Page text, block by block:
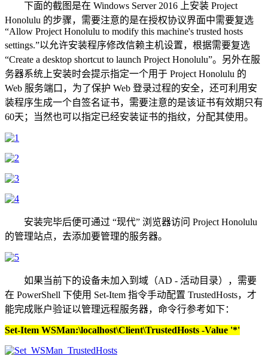
下面的截图是在 Windows Server 2016 上安装 Project
Honolulu 的步骤，需要注意的是在授权协议界面中需要复选
“Allow Project Honolulu to modify this machine's trusted hosts
settings.”以允许安装程序修改信赖主机设置，根据需要复选
“Create a desktop shortcut to launch Project Honolulu”。另外在服
务器系统上安装时会提示指定一个用于 Project Honolulu 的
Web 服务端口，为了保护 Web 登录过程的安全，还可利用安
装程序生成一个自签名证书，需要注意的是该证书有效期只有
60天；当然也可以指定已经安装证书的指纹，分配其使用。
安装完毕后便可通过 “现代” 浏览器访问 Project Honolulu
的管理站点，去添加要管理的服务器。
如果当前下的设备未加入到域（AD - 活动目录），需要
在 PowerShell 下使用 Set-Item 指令手动配置 TrustedHosts，才
能完成账户验证以管理远程服务器，命令行参考如下：
Set-Item WSMan:\localhost\Client\TrustedHosts -Value '*'